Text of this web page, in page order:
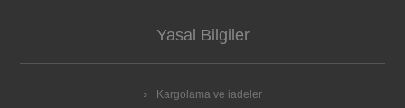
Yasal Bilgiler
Kargolama ve iadeler